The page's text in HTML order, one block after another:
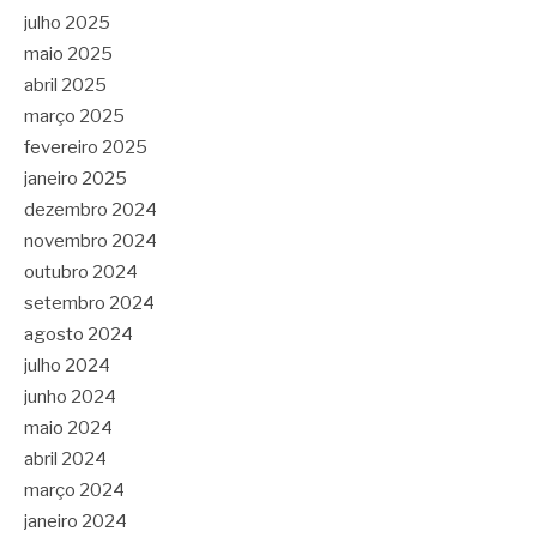
julho 2025
maio 2025
abril 2025
março 2025
fevereiro 2025
janeiro 2025
dezembro 2024
novembro 2024
outubro 2024
setembro 2024
agosto 2024
julho 2024
junho 2024
maio 2024
abril 2024
março 2024
janeiro 2024